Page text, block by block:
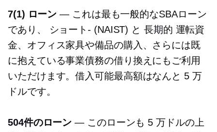
7(1) ローン — これは最も一般的なSBAローン
であり、
ショート- (NAIST) と 長期的 運転資
金、オフィス家具や備品の購入、さらには既
に抱えている事業債務の借り換えにもご利用
いただけます。借入可能最高額はなんと 5 万
ドルです。
504件のローン — このローンも 5 万ドルの上